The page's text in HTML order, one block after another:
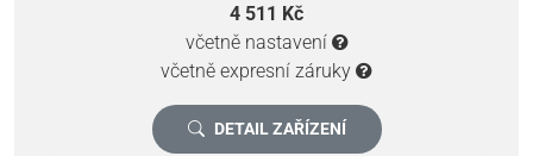
4 511 Kč
včetně nastavení
včetně expresní záruky
DETAIL ZAŘÍZENÍ